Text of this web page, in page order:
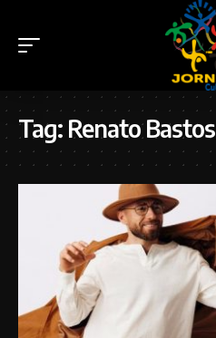
Tag: Renato Bastos